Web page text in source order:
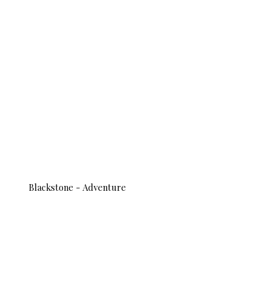
Blackstone - Adventure